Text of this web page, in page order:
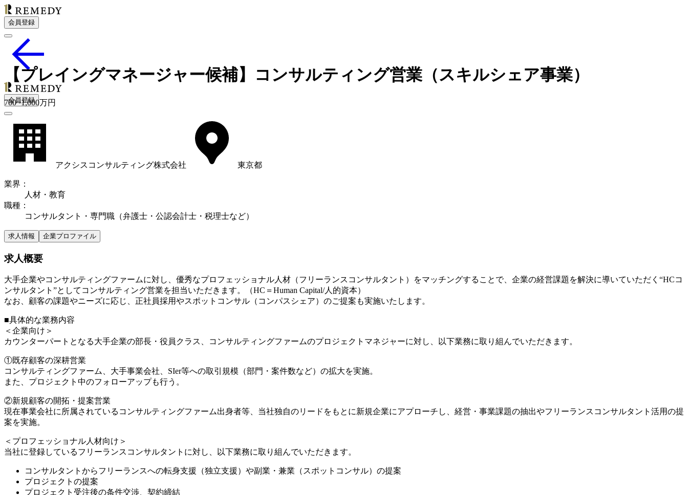
会員登録
会員登録
【プレイングマネージャー候補】コンサルティング営業（スキルシェア事業）
700~1,000万円
アクシスコンサルティング株式会社 東京都
業界 ：
人材・教育
職種 ：
コンサルタント・専門職（弁護士・公認会計士・税理士など）
求人情報 企業プロファイル
求人概要
大手企業やコンサルティングファームに対し、優秀なプロフェッショナル人材（フリーランスコンサルタント）をマッチングすることで、企業の経営課題を解決に導いていただく“HCコ
ンサルタント”としてコンサルティング営業を担当いただきます。（HC＝Human Capital/人的資本）
なお、顧客の課題やニーズに応じ、正社員採用やスポットコンサル（コンパスシェア）のご提案も実施いたします。
■具体的な業務内容
＜企業向け＞
カウンターパートとなる大手企業の部長・役員クラス、コンサルティングファームのプロジェクトマネジャーに対し、以下業務に取り組んでいただきます。
①既存顧客の深耕営業
コンサルティングファーム、大手事業会社、SIer等への取引規模（部門・案件数など）の拡大を実施。
また、プロジェクト中のフォローアップも行う。
②新規顧客の開拓・提案営業
現在事業会社に所属されているコンサルティングファーム出身者等、当社独自のリードをもとに新規企業にアプローチし、経営・事業課題の抽出やフリーランスコンサルタント活用の提
案を実施。
＜プロフェッショナル人材向け＞
当社に登録しているフリーランスコンサルタントに対し、以下業務に取り組んでいただきます。
コンサルタントからフリーランスへの転身支援（独立支援）や副業・兼業（スポットコンサル）の提案
プロジェクトの提案
プロジェクト受注後の条件交渉、契約締結